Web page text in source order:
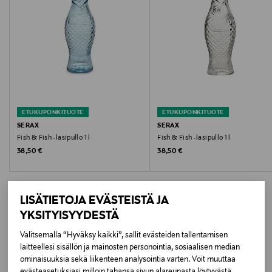
LISÄTIETOJA EVÄSTEISTÄ JA
YKSITYISYYDESTÄ
Valitsemalla “Hyväksy kaikki”, sallit evästeiden tallentamisen
laitteellesi sisällön ja mainosten personointia, sosiaalisen median
ominaisuuksia sekä liikenteen analysointia varten. Voit muuttaa
1 l
Suunnittelija
Paola Navone
Fish & Fish
Väri
GREEN (VIHREÄ)
ETUKUPONKITUOTE
SERAX
Fish & Fish -lasipullo 1 l
Original Price
38,50 €
ETUKUPONKITUOTE
SERAX
Fish & Fish -lasipullo 1 l
Original Price
38,50 €
LISÄÄ KIINNOSTAVIA